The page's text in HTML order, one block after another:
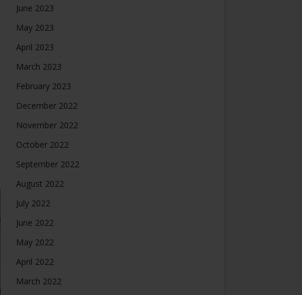
June 2023
May 2023
April 2023
March 2023
February 2023
December 2022
November 2022
October 2022
September 2022
August 2022
July 2022
June 2022
May 2022
April 2022
March 2022